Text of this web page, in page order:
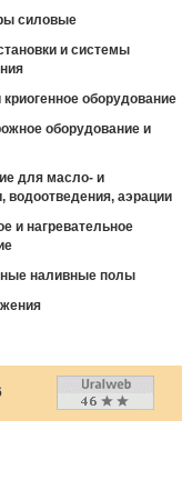
силовые
и системы
оборудование
оборудование и
для масло- и
водоотведения, аэрации
и нагревательное
наливные полы